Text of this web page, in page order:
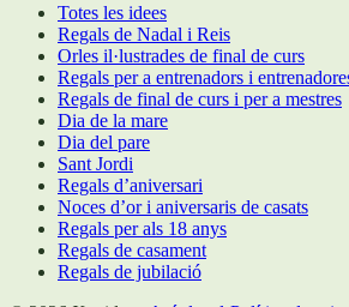
Totes les idees
Regals de Nadal i Reis
Orles il·lustrades de final de curs
Regals per a entrenadors i
Regals de final de curs i per a mestres
Dia de la mare
Dia del pare
Sant Jordi
Regals d’aniversari
Noces d’or i aniversaris de casats
Regals per als 18 anys
Regals de casament
Regals de jubilació